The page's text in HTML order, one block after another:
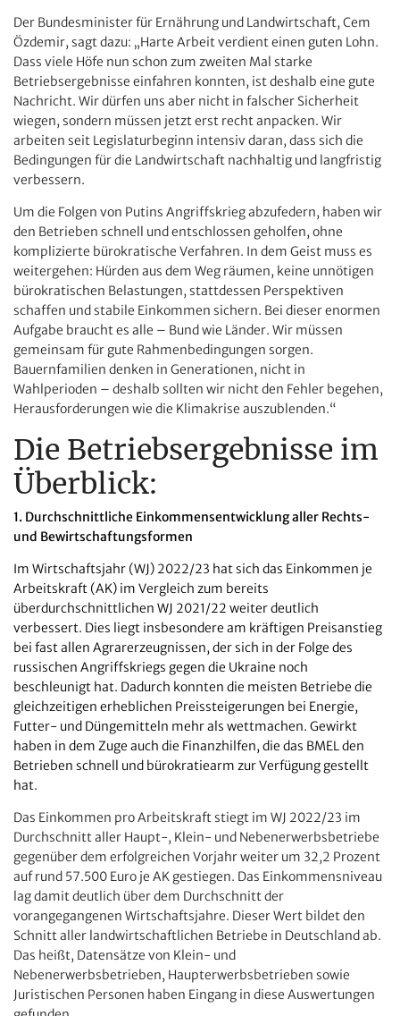
Der Bundesminister für Ernährung und Landwirtschaft, Cem
Özdemir, sagt dazu: „Harte Arbeit verdient einen guten Lohn.
Dass viele Höfe nun schon zum zweiten Mal starke
Betriebsergebnisse einfahren konnten, ist deshalb eine gute
Nachricht. Wir dürfen uns aber nicht in falscher Sicherheit
wiegen, sondern müssen jetzt erst recht anpacken. Wir
arbeiten seit Legislaturbeginn intensiv daran, dass sich die
Bedingungen für die Landwirtschaft nachhaltig und langfristig
verbessern.
Um die Folgen von Putins Angriffskrieg abzufedern, haben wir
den Betrieben schnell und entschlossen geholfen, ohne
komplizierte bürokratische Verfahren. In dem Geist muss es
weitergehen: Hürden aus dem Weg räumen, keine unnötigen
bürokratischen Belastungen, stattdessen Perspektiven
schaffen und stabile Einkommen sichern. Bei dieser enormen
Aufgabe braucht es alle – Bund wie Länder. Wir müssen
gemeinsam für gute Rahmenbedingungen sorgen.
Bauernfamilien denken in Generationen, nicht in
Wahlperioden – deshalb sollten wir nicht den Fehler begehen,
Herausforderungen wie die Klimakrise auszublenden.“
Die Betriebsergebnisse im
Überblick:
1. Durchschnittliche Einkommensentwicklung aller Rechts-
und Bewirtschaftungsformen
Im Wirtschaftsjahr (WJ) 2022/23 hat sich das Einkommen je
Arbeitskraft (AK) im Vergleich zum bereits
überdurchschnittlichen WJ 2021/22 weiter deutlich
verbessert. Dies liegt insbesondere am kräftigen Preisanstieg
bei fast allen Agrarerzeugnissen, der sich in der Folge des
russischen Angriffskriegs gegen die Ukraine noch
beschleunigt hat. Dadurch konnten die meisten Betriebe die
gleichzeitigen erheblichen Preissteigerungen bei Energie,
Futter- und Düngemitteln mehr als wettmachen. Gewirkt
haben in dem Zuge auch die Finanzhilfen, die das BMEL den
Betrieben schnell und bürokratiearm zur Verfügung gestellt
hat.
Das Einkommen pro Arbeitskraft stiegt im WJ 2022/23 im
Durchschnitt aller Haupt-, Klein- und Nebenerwerbsbetriebe
gegenüber dem erfolgreichen Vorjahr weiter um 32,2 Prozent
auf rund 57.500 Euro je AK gestiegen. Das Einkommensniveau
lag damit deutlich über dem Durchschnitt der
vorangegangenen Wirtschaftsjahre. Dieser Wert bildet den
Schnitt aller landwirtschaftlichen Betriebe in Deutschland ab.
Das heißt, Datensätze von Klein- und
Nebenerwerbsbetrieben, Haupterwerbsbetrieben sowie
Juristischen Personen haben Eingang in diese Auswertungen